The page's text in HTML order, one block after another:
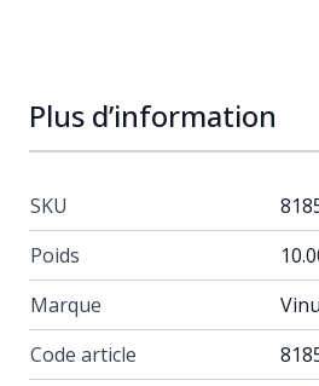
Plus d’information
SKU
Poids
Marque
Code article